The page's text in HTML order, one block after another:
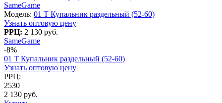
SameGame
Модель: 01 T Купальник раздельный (52-60)
Узнать оптовую цену
РРЦ: 2 130 руб.
SameGame
-8%
01 T Купальник раздельный (52-60)
Узнать оптовую цену
РРЦ:
2530
2 130 руб.